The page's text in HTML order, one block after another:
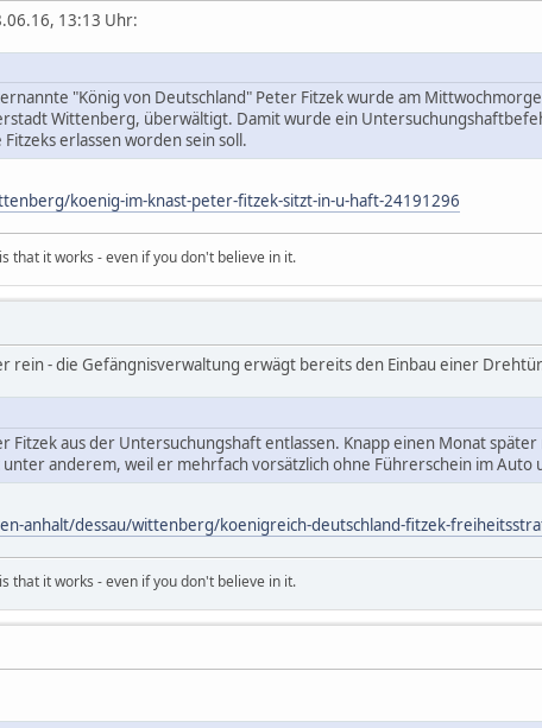
13:13 Uhr:
"König von Deutschland" Peter Fitzek wurde am
Wittenberg, überwältigt. Damit wurde ein
erlassen worden sein soll.
koenig-im-knast-peter-fitzek-sitzt-in-u-haft-24191296
that it works - even if you don't believe in it.
rein - die Gefängnisverwaltung erwägt bereits den Einbau einer
Fitzek aus der Untersuchungshaft entlassen. Knapp einen Monat
anderem, weil er mehrfach vorsätzlich ohne Führerschein im Auto
anhalt/dessau/wittenberg/koenigreich-deutschland-fitzek-
that it works - even if you don't believe in it.